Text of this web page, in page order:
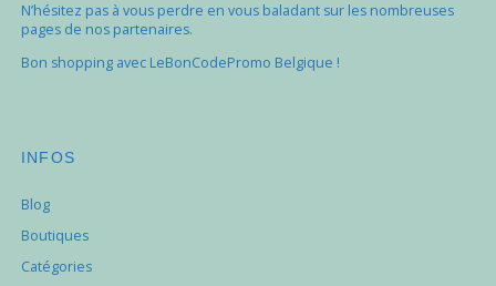
N’hésitez pas à vous perdre en vous baladant sur les nombreuses
pages de nos partenaires.
Bon shopping avec LeBonCodePromo Belgique !
INFOS
Blog
Boutiques
Catégories